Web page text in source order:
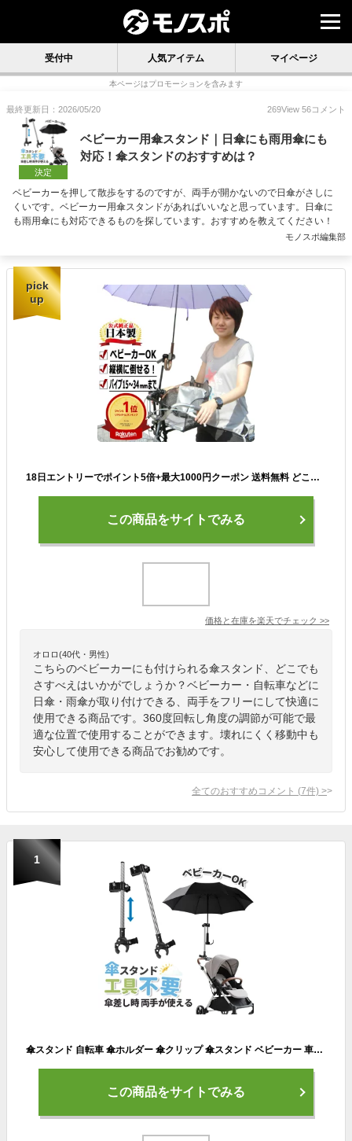
受付中 人気アイテム マイページ
本ページはプロモーションを含みます
最終更新日：2026/05/20 269View 56コメント
決定
ベビーカー用傘スタンド｜日傘にも雨用傘にも
対応！傘スタンドのおすすめは？
ベビーカーを押して散歩をするのですが、両手が開かないので日傘がさしに
くいです。ベビーカー用傘スタンドがあればいいなと思っています。日傘に
も雨用傘にも対応できるものを探しています。おすすめを教えてください！
モノスポ編集部
pick
up
18日エントリーでポイント5倍+最大1000円クーポン 送料無料 どこでもさすべえ 固定タイプ グレー 自転車用 傘スタンド 傘立てユナイト さすべえ前用子供乗せ（フロントチャイルドシート）との併用、ハンドル、車椅子、ベビーカーなどに付けられ 電動自転車
この商品をサイトでみる
価格と在庫を楽天でチェック >>
オロロ(40代・男性)
こちらのベビーカーにも付けられる傘スタンド、どこでも
さすべえはいかがでしょうか？ベビーカー・自転車などに
日傘・雨傘が取り付けできる、両手をフリーにして快適に
使用できる商品です。360度回転し角度の調節が可能で最
適な位置で使用することができます。壊れにくく移動中も
安心して使用できる商品でお勧めです。
全てのおすすめコメント (7件) >
1
傘スタンド 自転車 傘ホルダー 傘クリップ 傘スタンド ベビーカー 車椅子 取り付けが簡単 アウトドアチェア 傘ホルダー 傘立て 日傘スタンド 傘固定 介護 自転車用品 通勤 通学 雨の日 散歩 日除け 雨除け 雪除け 紫外線対策
この商品をサイトでみる